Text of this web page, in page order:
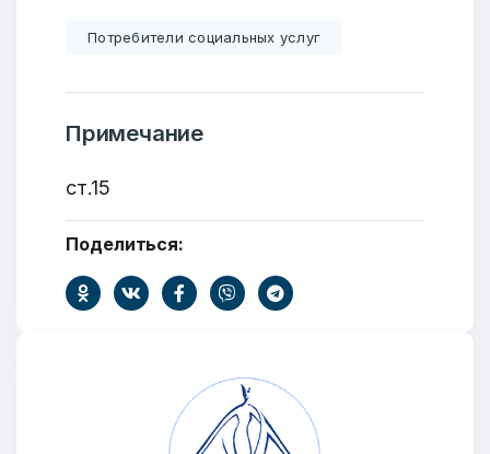
E-mail
Потребители социальных услуг
Примечание
ст.15
Поделиться: